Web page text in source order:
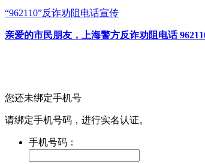
“962110”反诈劝阻电话宣传
亲爱的市民朋友，上海警方反诈劝阻电话
您还未绑定手机号
请绑定手机号码，进行实名认证。
手机号码：